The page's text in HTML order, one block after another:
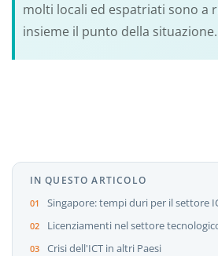
molti locali ed espatriati sono a
insieme il punto della situazione.
IN QUESTO ARTICOLO
Singapore: tempi duri per il settore
Licenziamenti nel settore
Crisi dell'ICT in altri Paesi